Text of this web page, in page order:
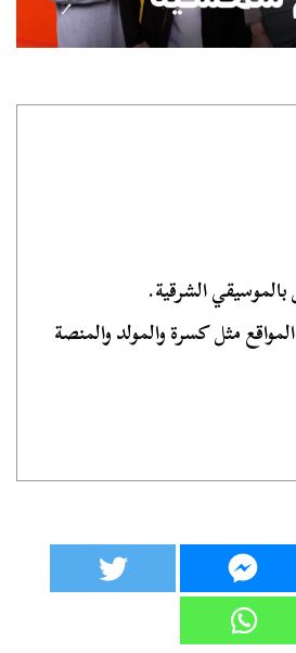
الشرقية.
مثل كسرة والمولد والمنصة